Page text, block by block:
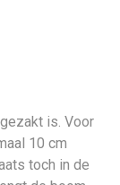
is. Voor
10 cm
toch in de